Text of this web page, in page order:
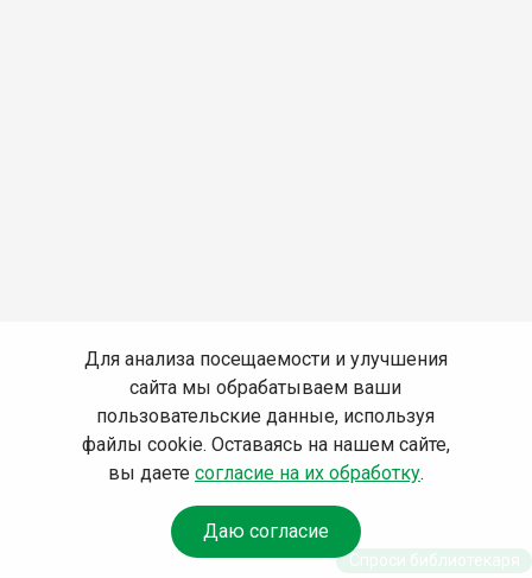
Для анализа посещаемости и улучшения
сайта мы обрабатываем ваши
пользовательские данные, используя
файлы cookie. Оставаясь на нашем сайте,
вы даете согласие на их обработку.
Даю согласие
Спроси библиотекаря